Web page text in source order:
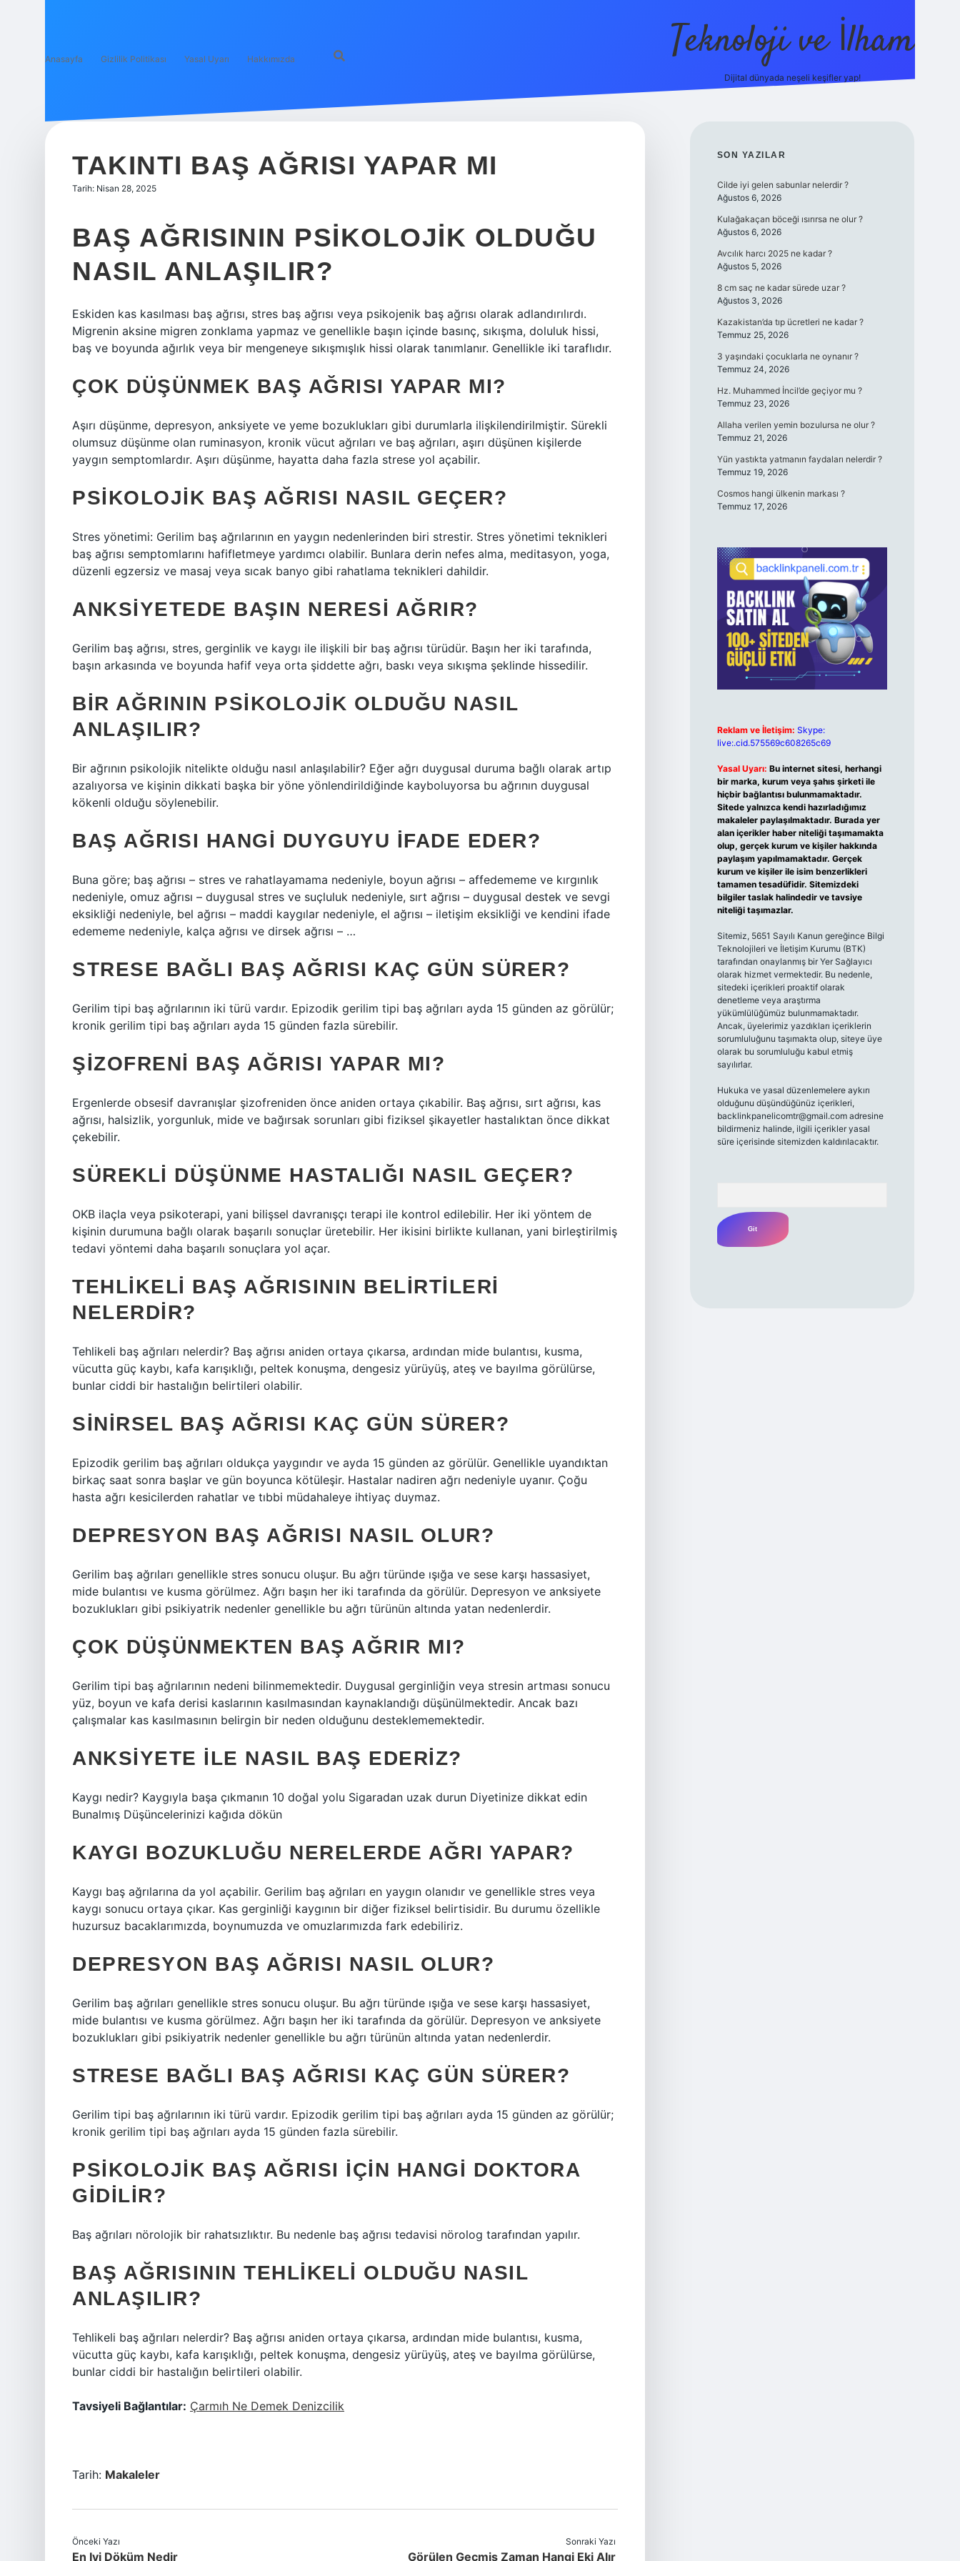
Anasayfa Gizlilik Politikası Yasal Uyarı Hakkımızda Teknoloji ve İlham
Dijital dünyada neşeli keşifler yap!
TAKINTI BAŞ AĞRISI YAPAR MI
Tarih: Nisan 28, 2025
BAŞ AĞRISININ PSIKOLOJIK OLDUĞU
NASIL ANLAŞILIR?
Eskiden kas kasılması baş ağrısı, stres baş ağrısı veya psikojenik baş ağrısı olarak adlandırılırdı.
Migrenin aksine migren zonklama yapmaz ve genellikle başın içinde basınç, sıkışma, doluluk hissi,
baş ve boyunda ağırlık veya bir mengeneye sıkışmışlık hissi olarak tanımlanır. Genellikle iki taraflıdır.
ÇOK DÜŞÜNMEK BAŞ AĞRISI YAPAR MI?
Aşırı düşünme, depresyon, anksiyete ve yeme bozuklukları gibi durumlarla ilişkilendirilmiştir. Sürekli
olumsuz düşünme olan ruminasyon, kronik vücut ağrıları ve baş ağrıları, aşırı düşünen kişilerde
yaygın semptomlardır. Aşırı düşünme, hayatta daha fazla strese yol açabilir.
PSIKOLOJIK BAŞ AĞRISI NASIL GEÇER?
Stres yönetimi: Gerilim baş ağrılarının en yaygın nedenlerinden biri strestir. Stres yönetimi teknikleri
baş ağrısı semptomlarını hafifletmeye yardımcı olabilir. Bunlara derin nefes alma, meditasyon, yoga,
düzenli egzersiz ve masaj veya sıcak banyo gibi rahatlama teknikleri dahildir.
ANKSIYETEDE BAŞIN NERESI AĞRIR?
Gerilim baş ağrısı, stres, gerginlik ve kaygı ile ilişkili bir baş ağrısı türüdür. Başın her iki tarafında,
başın arkasında ve boyunda hafif veya orta şiddette ağrı, baskı veya sıkışma şeklinde hissedilir.
BIR AĞRININ PSIKOLOJIK OLDUĞU NASIL
ANLAŞILIR?
Bir ağrının psikolojik nitelikte olduğu nasıl anlaşılabilir? Eğer ağrı duygusal duruma bağlı olarak artıp
azalıyorsa ve kişinin dikkati başka bir yöne yönlendirildiğinde kayboluyorsa bu ağrının duygusal
kökenli olduğu söylenebilir.
BAŞ AĞRISI HANGI DUYGUYU IFADE EDER?
Buna göre; baş ağrısı – stres ve rahatlayamama nedeniyle, boyun ağrısı – affedememe ve kırgınlık
nedeniyle, omuz ağrısı – duygusal stres ve suçluluk nedeniyle, sırt ağrısı – duygusal destek ve sevgi
eksikliği nedeniyle, bel ağrısı – maddi kaygılar nedeniyle, el ağrısı – iletişim eksikliği ve kendini ifade
edememe nedeniyle, kalça ağrısı ve dirsek ağrısı – …
STRESE BAĞLI BAŞ AĞRISI KAÇ GÜN SÜRER?
Gerilim tipi baş ağrılarının iki türü vardır. Epizodik gerilim tipi baş ağrıları ayda 15 günden az görülür;
kronik gerilim tipi baş ağrıları ayda 15 günden fazla sürebilir.
ŞIZOFRENI BAŞ AĞRISI YAPAR MI?
Ergenlerde obsesif davranışlar şizofreniden önce aniden ortaya çıkabilir. Baş ağrısı, sırt ağrısı, kas
ağrısı, halsizlik, yorgunluk, mide ve bağırsak sorunları gibi fiziksel şikayetler hastalıktan önce dikkat
çekebilir.
SÜREKLI DÜŞÜNME HASTALIĞI NASIL GEÇER?
OKB ilaçla veya psikoterapi, yani bilişsel davranışçı terapi ile kontrol edilebilir. Her iki yöntem de
kişinin durumuna bağlı olarak başarılı sonuçlar üretebilir. Her ikisini birlikte kullanan, yani birleştirilmiş
tedavi yöntemi daha başarılı sonuçlara yol açar.
TEHLIKELI BAŞ AĞRISININ BELIRTILERI
NELERDIR?
Tehlikeli baş ağrıları nelerdir? Baş ağrısı aniden ortaya çıkarsa, ardından mide bulantısı, kusma,
vücutta güç kaybı, kafa karışıklığı, peltek konuşma, dengesiz yürüyüş, ateş ve bayılma görülürse,
bunlar ciddi bir hastalığın belirtileri olabilir.
SINIRSEL BAŞ AĞRISI KAÇ GÜN SÜRER?
Epizodik gerilim baş ağrıları oldukça yaygındır ve ayda 15 günden az görülür. Genellikle uyandıktan
birkaç saat sonra başlar ve gün boyunca kötüleşir. Hastalar nadiren ağrı nedeniyle uyanır. Çoğu
hasta ağrı kesicilerden rahatlar ve tıbbi müdahaleye ihtiyaç duymaz.
DEPRESYON BAŞ AĞRISI NASIL OLUR?
Gerilim baş ağrıları genellikle stres sonucu oluşur. Bu ağrı türünde ışığa ve sese karşı hassasiyet,
mide bulantısı ve kusma görülmez. Ağrı başın her iki tarafında da görülür. Depresyon ve anksiyete
bozuklukları gibi psikiyatrik nedenler genellikle bu ağrı türünün altında yatan nedenlerdir.
ÇOK DÜŞÜNMEKTEN BAŞ AĞRIR MI?
Gerilim tipi baş ağrılarının nedeni bilinmemektedir. Duygusal gerginliğin veya stresin artması sonucu
yüz, boyun ve kafa derisi kaslarının kasılmasından kaynaklandığı düşünülmektedir. Ancak bazı
çalışmalar kas kasılmasının belirgin bir neden olduğunu desteklememektedir.
ANKSIYETE ILE NASIL BAŞ EDERIZ?
Kaygı nedir? Kaygıyla başa çıkmanın 10 doğal yolu Sigaradan uzak durun Diyetinize dikkat edin
Bunalmış Düşüncelerinizi kağıda dökün
KAYGI BOZUKLUĞU NERELERDE AĞRI YAPAR?
Kaygı baş ağrılarına da yol açabilir. Gerilim baş ağrıları en yaygın olanıdır ve genellikle stres veya
kaygı sonucu ortaya çıkar. Kas gerginliği kaygının bir diğer fiziksel belirtisidir. Bu durumu özellikle
huzursuz bacaklarımızda, boynumuzda ve omuzlarımızda fark edebiliriz.
DEPRESYON BAŞ AĞRISI NASIL OLUR?
Gerilim baş ağrıları genellikle stres sonucu oluşur. Bu ağrı türünde ışığa ve sese karşı hassasiyet,
mide bulantısı ve kusma görülmez. Ağrı başın her iki tarafında da görülür. Depresyon ve anksiyete
bozuklukları gibi psikiyatrik nedenler genellikle bu ağrı türünün altında yatan nedenlerdir.
STRESE BAĞLI BAŞ AĞRISI KAÇ GÜN SÜRER?
Gerilim tipi baş ağrılarının iki türü vardır. Epizodik gerilim tipi baş ağrıları ayda 15 günden az görülür;
kronik gerilim tipi baş ağrıları ayda 15 günden fazla sürebilir.
PSIKOLOJIK BAŞ AĞRISI IÇIN HANGI DOKTORA
GIDILIR?
Baş ağrıları nörolojik bir rahatsızlıktır. Bu nedenle baş ağrısı tedavisi nörolog tarafından yapılır.
BAŞ AĞRISININ TEHLIKELI OLDUĞU NASIL
ANLAŞILIR?
Tehlikeli baş ağrıları nelerdir? Baş ağrısı aniden ortaya çıkarsa, ardından mide bulantısı, kusma,
vücutta güç kaybı, kafa karışıklığı, peltek konuşma, dengesiz yürüyüş, ateş ve bayılma görülürse,
bunlar ciddi bir hastalığın belirtileri olabilir.
Tavsiyeli Bağlantılar: Çarmıh Ne Demek Denizcilik
Tarih: Makaleler
Önceki Yazı
En Iyi Döküm Nedir
Sonraki Yazı
Görülen Geçmiş Zaman Hangi Eki Alır
SIDEBAR
SON YAZILAR
Cilde iyi gelen sabunlar nelerdir ?
Ağustos 6, 2026
Kulağakaçan böceği ısırırsa ne olur ?
Ağustos 6, 2026
Avcılık harcı 2025 ne kadar ?
Ağustos 5, 2026
8 cm saç ne kadar sürede uzar ?
Ağustos 3, 2026
Kazakistan’da tıp ücretleri ne kadar ?
Temmuz 25, 2026
3 yaşındaki çocuklarla ne oynanır ?
Temmuz 24, 2026
Hz. Muhammed İncil’de geçiyor mu ?
Temmuz 23, 2026
Allaha verilen yemin bozulursa ne olur ?
Temmuz 21, 2026
Yün yastıkta yatmanın faydaları nelerdir ?
Temmuz 19, 2026
Cosmos hangi ülkenin markası ?
Temmuz 17, 2026
Reklam ve İletişim: Skype:
live:.cid.575569c608265c69
Yasal Uyarı: Bu internet sitesi, herhangi
bir marka, kurum veya şahıs şirketi ile
hiçbir bağlantısı bulunmamaktadır.
Sitede yalnızca kendi hazırladığımız
makaleler paylaşılmaktadır. Burada yer
alan içerikler haber niteliği taşımamakta
olup, gerçek kurum ve kişiler hakkında
paylaşım yapılmamaktadır. Gerçek
kurum ve kişiler ile isim benzerlikleri
tamamen tesadüfidir. Sitemizdeki
bilgiler taslak halindedir ve tavsiye
niteliği taşımazlar.
Sitemiz, 5651 Sayılı Kanun gereğince Bilgi
Teknolojileri ve İletişim Kurumu (BTK)
tarafından onaylanmış bir Yer Sağlayıcı
olarak hizmet vermektedir. Bu nedenle,
sitedeki içerikleri proaktif olarak
denetleme veya araştırma
yükümlülüğümüz bulunmamaktadır.
Ancak, üyelerimiz yazdıkları içeriklerin
sorumluluğunu taşımakta olup, siteye üye
olarak bu sorumluluğu kabul etmiş
sayılırlar.
Hukuka ve yasal düzenlemelere aykırı
olduğunu düşündüğünüz içerikleri,
backlinkpanelicomtr@gmail.comadresine
bildirmeniz halinde, ilgili içerikler yasal
süre içerisinde sitemizden kaldırılacaktır.